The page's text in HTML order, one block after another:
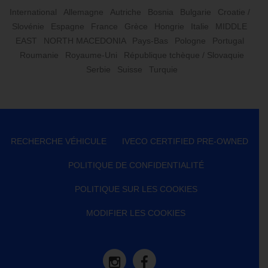
International Allemagne Autriche Bosnia Bulgarie
Croatie /
Slovénie
Espagne France Grèce Hongrie Italie
MIDDLE
EAST
NORTH MACEDONIA Pays-Bas Pologne
Portugal
Roumanie
Royaume-Uni
République tchèque / Slovaquie
Serbie
Suisse Turquie
RECHERCHE VÉHICULE IVECO CERTIFIED PRE-OWNED
POLITIQUE DE CONFIDENTIALITÉ
POLITIQUE SUR LES COOKIES
MODIFIER LES COOKIES